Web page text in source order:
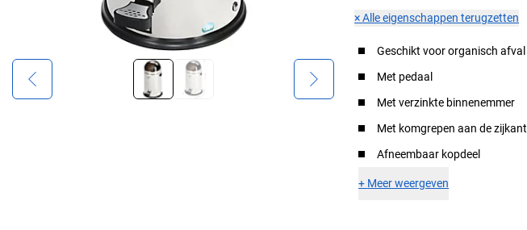
×Alle eigenschappen terugzetten
Geschikt voor organisch afval
Met pedaal
Met verzinkte binnenemmer
Met komgrepen aan de zijkant
Afneembaar kopdeel
+ Meer weergeven